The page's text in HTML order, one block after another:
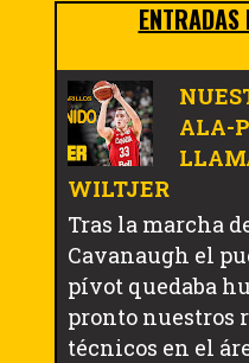
ALA-
WILTJER
Tras la marcha
Cavanaugh el
pívot quedaba
pronto nuestros
técnicos en el